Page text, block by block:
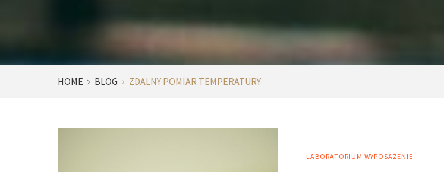
HOME BLOG ZDALNY POMIAR TEMPERATURY
LABORATORIUM WYPOSAŻENIE